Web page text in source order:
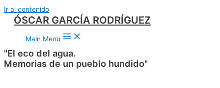
Ir al contenido
ÓSCAR GARCÍA RODRÍGUEZ
Main Menu
"El eco del agua.
Memorias de un pueblo hundido"